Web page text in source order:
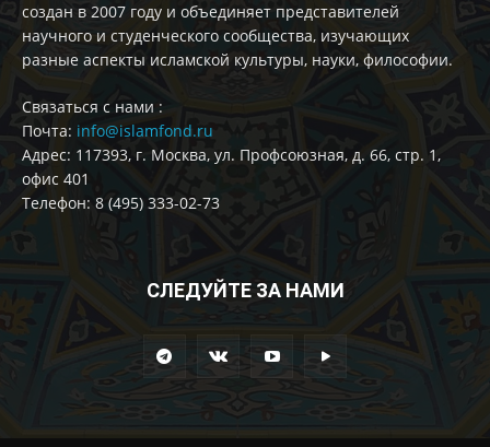
создан в 2007 году и объединяет представителей
научного и студенческого сообщества, изучающих
разные аспекты исламской культуры, науки, философии.
Cвязаться с нами :
Почта: info@islamfond.ru
Адрес: 117393, г. Москва, ул. Профсоюзная, д. 66, стр. 1,
офис 401
Телефон: 8 (495) 333-02-73
СЛЕДУЙТЕ ЗА НАМИ